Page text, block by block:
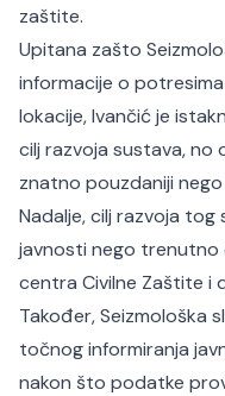
zaštite.
Upitana zašto
informacije o
lokacije, Ivančić je
cilj razvoja sustava,
znatno pouzdaniji
Nadalje, cilj razvoja
javnosti nego trenutno
centra Civilne Zaštite i
Također, Seizmološka
točnog informiranja
nakon što podatke